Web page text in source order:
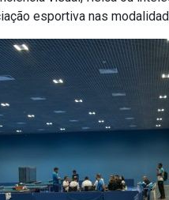
esportiva nas